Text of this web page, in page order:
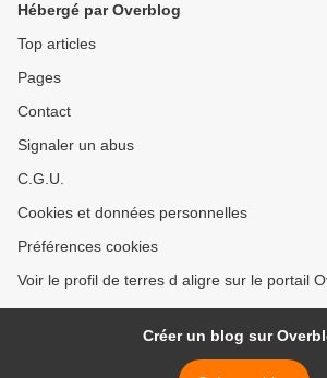
Hébergé par Overblog
Top articles
Pages
Contact
Signaler un abus
C.G.U.
Cookies et données personnelles
Préférences cookies
Voir le profil de terres d aligre sur le portail
Créer un blog sur